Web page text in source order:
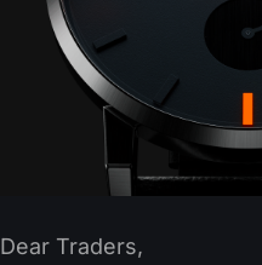
Dear Traders,